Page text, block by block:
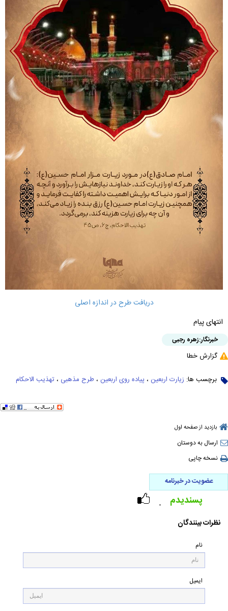
دریافت طرح در اندازه اصلی
انتهای پیام
خبرنگار:زهره رجبی
گزارش خطا
برچسب ها: زیارت اربعین ، پیاده روی اربعین ، طرح مذهبی ، تهذیب الاحکام
بازدید از صفحه اول
ارسال به دوستان
نسخه چاپی
عضویت در خبرنامه
۰ پسندیدم
نظرات بینندگان
نام
ایمیل